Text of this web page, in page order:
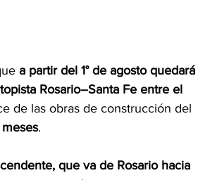
a partir del 1° de agosto quedará
Rosario–Santa Fe entre el
de las obras de construcción del
.
que va de Rosario hacia